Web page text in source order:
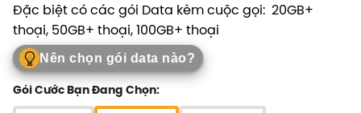
đến
785.000 ₫
Đặc biệt có các gói Data kèm cuộc gọi: 20GB+
thoại, 50GB+ thoại, 100GB+ thoại
Nên chọn gói data nào?
Gói Cước Bạn Đang Chọn: